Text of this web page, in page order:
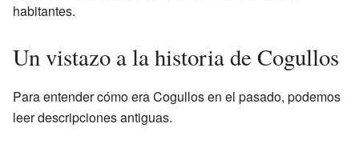
habitantes.
Un vistazo a la historia de Cogullos
Para entender cómo era Cogullos en el pasado, podemos
leer descripciones antiguas.